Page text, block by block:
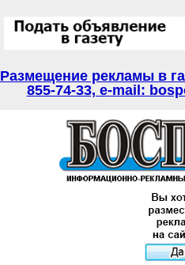
Размещение рекламы в
855-74-33, e-mail: